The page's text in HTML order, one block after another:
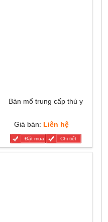
Bàn mổ trung cấp thú y
Giá bán: Liên hệ
Đặt mua Chi tiết